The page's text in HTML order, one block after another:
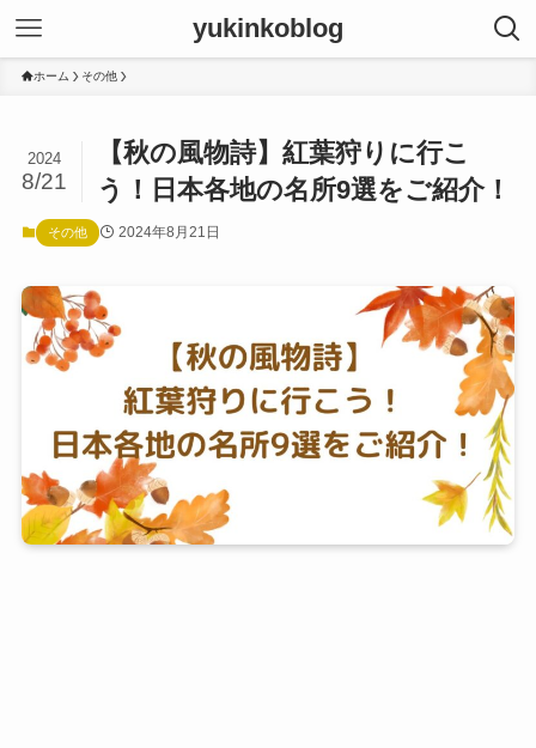
yukinkoblog
ホーム その他
【秋の風物詩】紅葉狩りに行こ
う！日本各地の名所9選をご紹介！
2024
8/21
その他 2024年8月21日